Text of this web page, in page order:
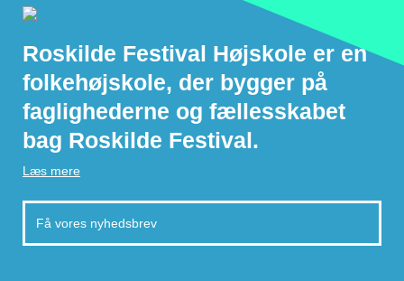
Roskilde Festival Højskole er en
folkehøjskole, der bygger på
faglighederne og fællesskabet
bag Roskilde Festival.
Læs mere